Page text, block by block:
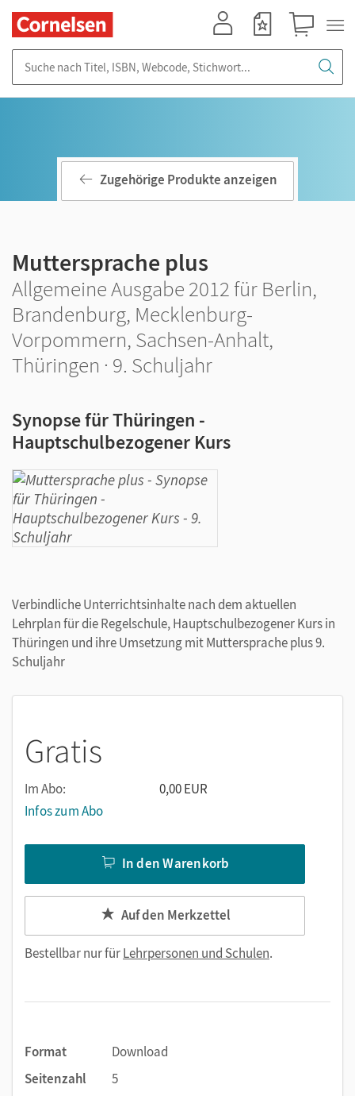
Zugehörige Produkte anzeigen
Muttersprache plus
Allgemeine Ausgabe 2012 für Berlin,
Brandenburg, Mecklenburg-
Vorpommern, Sachsen-Anhalt,
Thüringen · 9. Schuljahr
Synopse für Thüringen -
Hauptschulbezogener Kurs
Verbindliche Unterrichtsinhalte nach dem aktuellen
Lehrplan für die Regelschule, Hauptschulbezogener Kurs in
Thüringen und ihre Umsetzung mit Muttersprache plus 9.
Schuljahr
Gratis
Im Abo:
0,00 EUR
Infos zum Abo
In den Warenkorb
Auf den Merkzettel
Bestellbar nur fürLehrpersonen und Schulen.
Format
Download
Seitenzahl
5